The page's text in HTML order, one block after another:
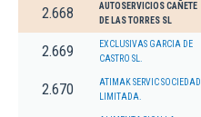
2.668
AUTOSERVICIOS CAÑETE
DE LAS TORRES SL
2.669
EXCLUSIVAS GARCIA DE
CASTRO SL.
2.670
ATIMAK SERVIC SOCIEDAD
LIMITADA.